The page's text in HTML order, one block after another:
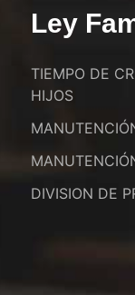
Ley
TIEMPO DE
HIJOS
DIVISION DE